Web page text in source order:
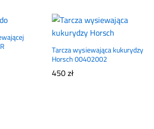
Tarcza wysiewająca kukurydzy
Horsch 00402002
450zł